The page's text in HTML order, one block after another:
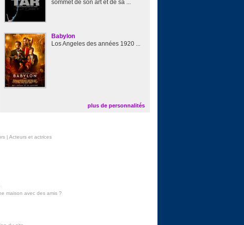
sommet de son art et de sa ...
Babylon
Los Angeles des années 1920 ...
plus de personnalités
| Acteurs et actrices
maison avec des amis?